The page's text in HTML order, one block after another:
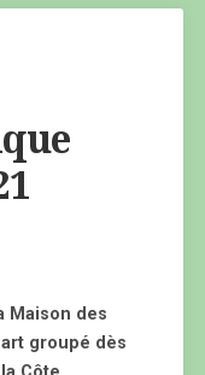
Maison des
groupé dès